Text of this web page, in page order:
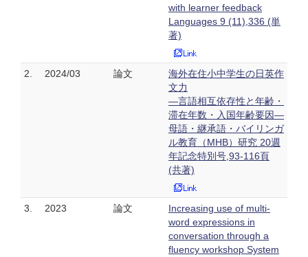
with learner feedback
Languages 9 (11),336 (単
著)
2. 2024/03 論文
海外在住小中学生の日英作
文力
―言語相互依存性と年齢・
滞在年数・入国年齢要因―
母語・継承語・バイリンガ
ル教育（MHB）研究 20週
年記念特別号,93-116頁
(共著)
3. 2023 論文
Increasing use of multi-
word expressions in
conversation through a
fluency workshop System